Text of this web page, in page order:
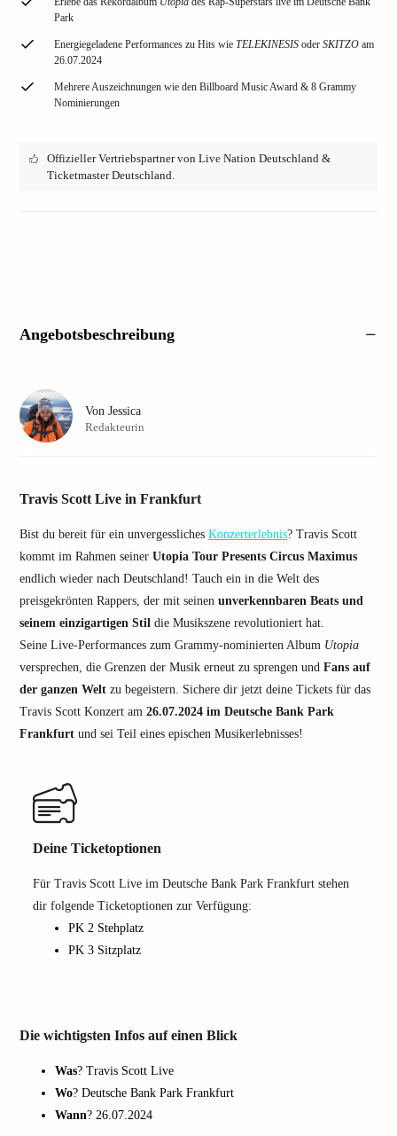
Park
Energiegeladene Performances zu Hits wie TELEKINESIS oder SKITZO am
26.07.2024
Mehrere Auszeichnungen wie den Billboard Music Award & 8 Grammy
Nominierungen
Offizieller Vertriebspartner von Live Nation Deutschland &
Ticketmaster Deutschland.
Angebotsbeschreibung
Travis Scott Live in Frankfurt
Bist du bereit für ein unvergessliches Konzerterlebnis? Travis Scott
kommt im Rahmen seiner Utopia Tour Presents Circus Maximus
endlich wieder nach Deutschland! Tauch ein in die Welt des
preisgekrönten Rappers, der mit seinen unverkennbaren Beats und
seinem einzigartigen Stil die Musikszene revolutioniert hat.
Seine Live-Performances zum Grammy-nominierten Album Utopia
versprechen, die Grenzen der Musik erneut zu sprengen und Fans auf
der ganzen Welt zu begeistern. Sichere dir jetzt deine Tickets für das
Travis Scott Konzert am 26.07.2024 im Deutsche Bank Park
Frankfurt und sei Teil eines epischen Musikerlebnisses!
Deine Ticketoptionen
Für Travis Scott Live im Deutsche Bank Park Frankfurt stehen
dir folgende Ticketoptionen zur Verfügung:
PK 2 Stehplatz
PK 3 Sitzplatz
Die wichtigsten Infos auf einen Blick
Was? Travis Scott Live
Wo? Deutsche Bank Park Frankfurt
Wann? 26.07.2024
Von Jessica
Redakteurin